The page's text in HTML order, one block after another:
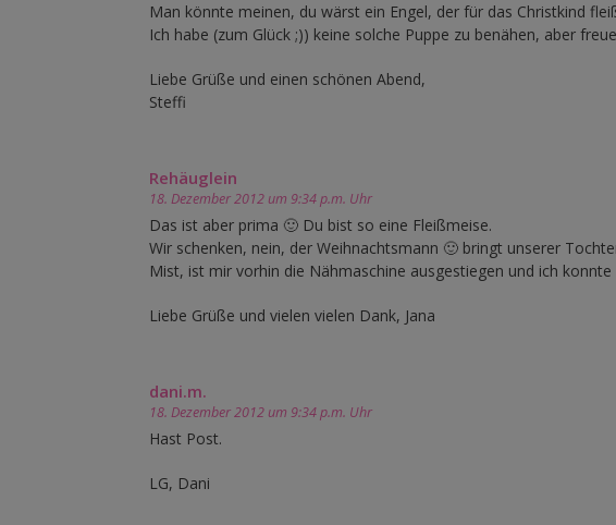
Man könnte meinen, du wärst ein Engel, der für das Christkind
Ich habe (zum Glück ;)) keine solche Puppe zu benähen, aber
Liebe Grüße und einen schönen Abend,
Steffi
Rehäuglein
18. Dezember 2012 um 9:34 p.m. Uhr
Das ist aber prima 🙂 Du bist so eine Fleißmeise.
Wir schenken, nein, der Weihnachtsmann 🙂 bringt unserer
Mist, ist mir vorhin die Nähmaschine ausgestiegen und ich
Liebe Grüße und vielen vielen Dank, Jana
dani.m.
18. Dezember 2012 um 9:34 p.m. Uhr
Hast Post.
LG, Dani